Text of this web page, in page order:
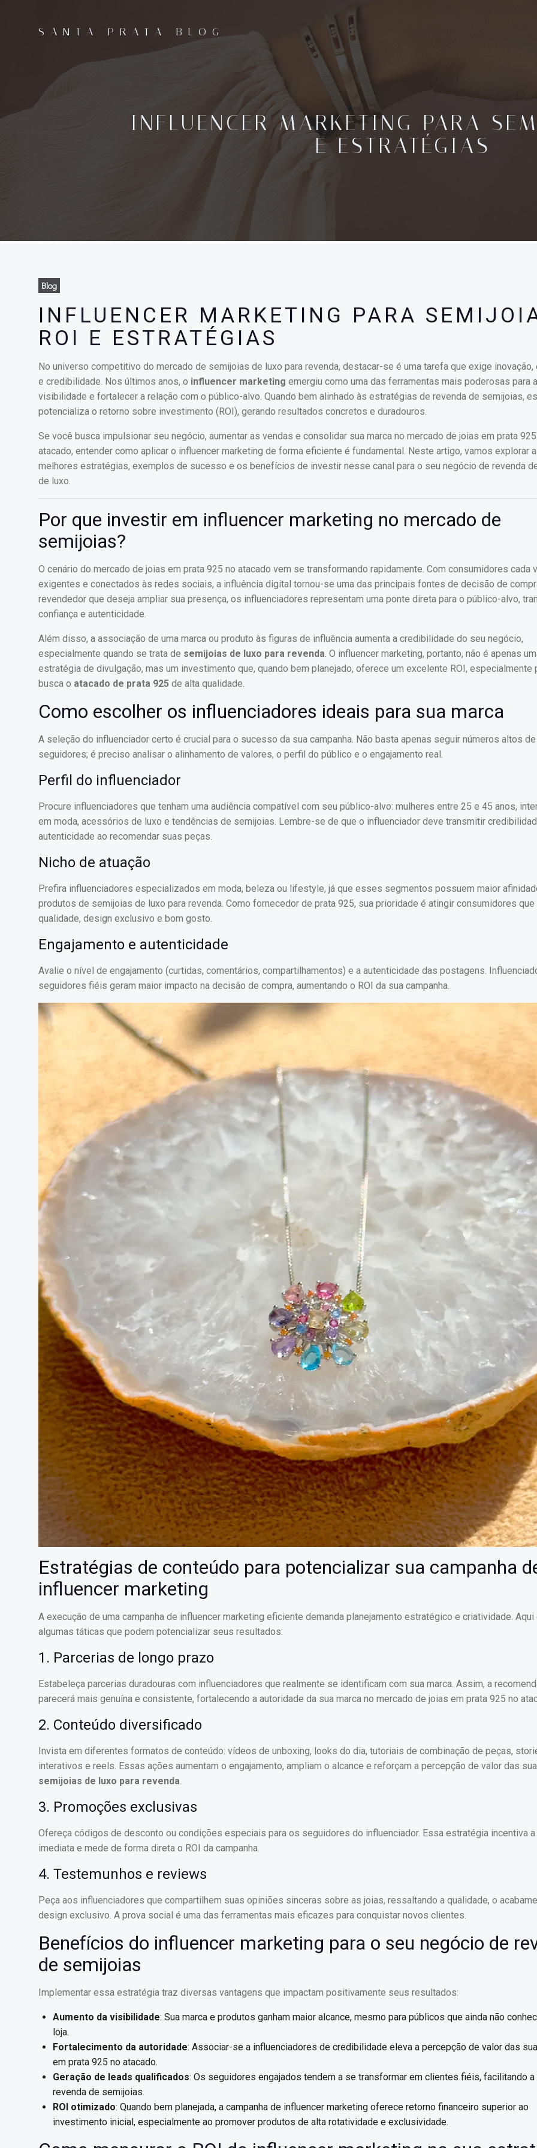
SANTA PRATA BLOG
INFLUENCER MARKETING PARA
E ESTRATÉGIAS
Blog
INFLUENCER MARKETING PARA
ROI E ESTRATÉGIAS
No universo competitivo do mercado de semijoias de luxo para revenda, destacar-se é uma tarefa que exige
e credibilidade. Nos últimos anos, o influencer marketing emergiu como uma das ferramentas mais poderosas para
visibilidade e fortalecer a relação com o público-alvo. Quando bem alinhado às estratégias de revenda de semijoias,
potencializa o retorno sobre investimento (ROI), gerando resultados concretos e duradouros.
Se você busca impulsionar seu negócio, aumentar as vendas e consolidar sua marca no mercado de joias em prata
atacado, entender como aplicar o influencer marketing de forma eficiente é fundamental. Neste artigo, vamos explorar
melhores estratégias, exemplos de sucesso e os benefícios de investir nesse canal para o seu negócio de revenda
de luxo.
Por que investir em influencer marketing no mercado de
semijoias?
O cenário do mercado de joias em prata 925 no atacado vem se transformando rapidamente. Com consumidores cada
exigentes e conectados às redes sociais, a influência digital tornou-se uma das principais fontes de decisão de
revendedor que deseja ampliar sua presença, os influenciadores representam uma ponte direta para o público-alvo,
confiança e autenticidade.
Além disso, a associação de uma marca ou produto às figuras de influência aumenta a credibilidade do seu negócio,
especialmente quando se trata de semijoias de luxo para revenda. O influencer marketing, portanto, não é apenas
estratégia de divulgação, mas um investimento que, quando bem planejado, oferece um excelente ROI, especialmente
busca o atacado de prata 925 de alta qualidade.
Como escolher os influenciadores ideais para sua marca
A seleção do influenciador certo é crucial para o sucesso da sua campanha. Não basta apenas seguir números altos de
seguidores; é preciso analisar o alinhamento de valores, o perfil do público e o engajamento real.
Perfil do influenciador
Procure influenciadores que tenham uma audiência compatível com seu público-alvo: mulheres entre 25 e 45 anos,
em moda, acessórios de luxo e tendências de semijoias. Lembre-se de que o influenciador deve transmitir
autenticidade ao recomendar suas peças.
Nicho de atuação
Prefira influenciadores especializados em moda, beleza ou lifestyle, já que esses segmentos possuem maior
produtos de semijoias de luxo para revenda. Como fornecedor de prata 925, sua prioridade é atingir consumidores
qualidade, design exclusivo e bom gosto.
Engajamento e autenticidade
Avalie o nível de engajamento (curtidas, comentários, compartilhamentos) e a autenticidade das postagens.
seguidores fiéis geram maior impacto na decisão de compra, aumentando o ROI da sua campanha.
Estratégias de conteúdo para potencializar sua campanha
influencer marketing
A execução de uma campanha de influencer marketing eficiente demanda planejamento estratégico e criatividade.
algumas táticas que podem potencializar seus resultados:
1. Parcerias de longo prazo
Estabeleça parcerias duradouras com influenciadores que realmente se identificam com sua marca. Assim, a
parecerá mais genuína e consistente, fortalecendo a autoridade da sua marca no mercado de joias em prata 925 no
2. Conteúdo diversificado
Invista em diferentes formatos de conteúdo: vídeos de unboxing, looks do dia, tutoriais de combinação de peças,
interativos e reels. Essas ações aumentam o engajamento, ampliam o alcance e reforçam a percepção de valor das
semijoias de luxo para revenda.
3. Promoções exclusivas
Ofereça códigos de desconto ou condições especiais para os seguidores do influenciador. Essa estratégia incentiva
imediata e mede de forma direta o ROI da campanha.
4. Testemunhos e reviews
Peça aos influenciadores que compartilhem suas opiniões sinceras sobre as joias, ressaltando a qualidade, o
design exclusivo. A prova social é uma das ferramentas mais eficazes para conquistar novos clientes.
Benefícios do influencer marketing para o seu negócio de
de semijoias
Implementar essa estratégia traz diversas vantagens que impactam positivamente seus resultados:
Aumento da visibilidade: Sua marca e produtos ganham maior alcance, mesmo para públicos que ainda não
loja.
Fortalecimento da autoridade: Associar-se a influenciadores de credibilidade eleva a percepção de valor das
em prata 925 no atacado.
Geração de leads qualificados: Os seguidores engajados tendem a se transformar em clientes fiéis, facilitando a
revenda de semijoias.
ROI otimizado: Quando bem planejada, a campanha de influencer marketing oferece retorno financeiro superior ao
investimento inicial, especialmente ao promover produtos de alta rotatividade e exclusividade.